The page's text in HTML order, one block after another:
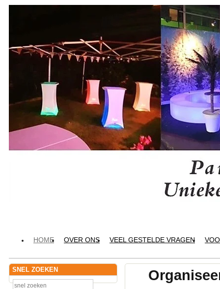
HOME OVER ONS VEEL GESTELDE VRAGEN
SNEL ZOEKEN